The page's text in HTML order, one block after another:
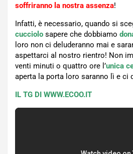
soffriranno la nostra assenza!
Infatti, è necessario, quando si
cucciolo sapere che dobbiamo
loro non ci deluderanno mai e
aspettarci al nostro rientro! Non
venti minuti o quattro ore l’unica
aperta la porta loro saranno lì e ci
IL TG DI WWW.ECOO.IT